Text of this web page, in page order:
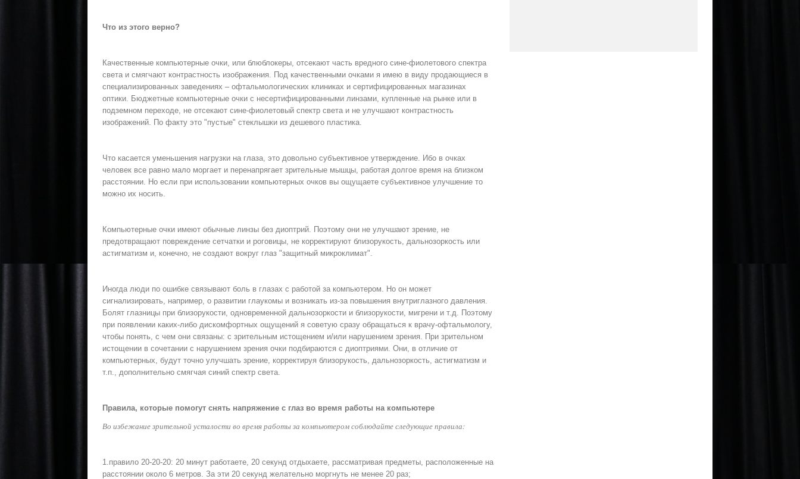
Что из этого верно?
Качественные компьютерные очки, или блюблокеры, отсекают часть вредного сине-фиолетового спектра
света и смягчают контрастность изображения. Под качественными очками я имею в виду продающиеся в
специализированных заведениях – офтальмологических клиниках и сертифицированных магазинах
оптики. Бюджетные компьютерные очки с несертифицированными линзами, купленные на рынке или в
подземном переходе, не отсекают сине-фиолетовый спектр света и не улучшают контрастность
изображений. По факту это "пустые" стеклышки из дешевого пластика.
Что касается уменьшения нагрузки на глаза, это довольно субъективное утверждение. Ибо в очках
человек все равно мало моргает и перенапрягает зрительные мышцы, работая долгое время на близком
расстоянии. Но если при использовании компьютерных очков вы ощущаете субъективное улучшение то
можно их носить.
Компьютерные очки имеют обычные линзы без диоптрий. Поэтому они не улучшают зрение, не
предотвращают повреждение сетчатки и роговицы, не корректируют близорукость, дальнозоркость или
астигматизм и, конечно, не создают вокруг глаз "защитный микроклимат".
Иногда люди по ошибке связывают боль в глазах с работой за компьютером. Но он может
сигнализировать, например, о развитии глаукомы и возникать из-за повышения внутриглазного давления.
Болят глазницы при близорукости, одновременной дальнозоркости и близорукости, мигрени и т.д. Поэтому
при появлении каких-либо дискомфортных ощущений я советую сразу обращаться к врачу-офтальмологу,
чтобы понять, с чем они связаны: с зрительным истощением и/или нарушением зрения. При зрительном
истощении в сочетании с нарушением зрения очки подбираются с диоптриями. Они, в отличие от
компьютерных, будут точно улучшать зрение, корректируя близорукость, дальнозоркость, астигматизм и
т.п., дополнительно смягчая синий спектр света.
Правила, которые помогут снять напряжение с глаз во время работы на компьютере
Во избежание зрительной усталости во время работы за компьютером соблюдайте следующие правила:
1.правило 20-20-20: 20 минут работаете, 20 секунд отдыхаете, рассматривая предметы, расположенные на
расстоянии около 6 метров. За эти 20 секунд желательно моргнуть не менее 20 раз;